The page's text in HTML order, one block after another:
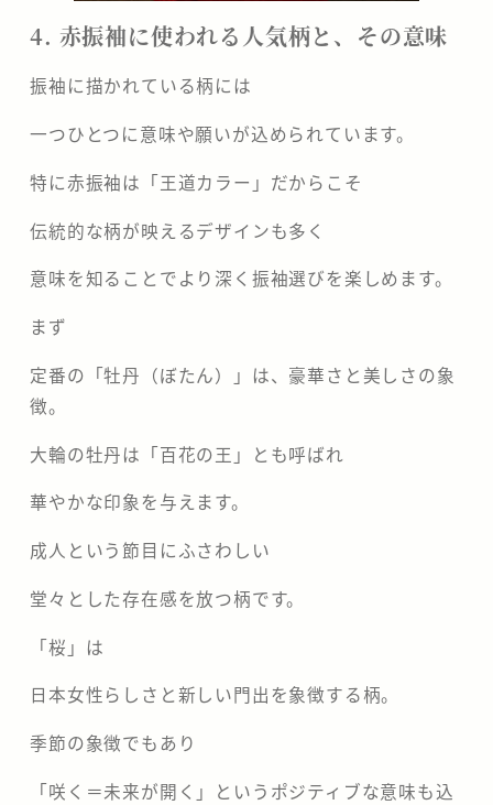
4. 赤振袖に使われる人気柄と、その意味
振袖に描かれている柄には
一つひとつに意味や願いが込められています。
特に赤振袖は「王道カラー」だからこそ
伝統的な柄が映えるデザインも多く
意味を知ることでより深く振袖選びを楽しめます。
まず
定番の「牡丹（ぼたん）」は、豪華さと美しさの象
徴。
大輪の牡丹は「百花の王」とも呼ばれ
華やかな印象を与えます。
成人という節目にふさわしい
堂々とした存在感を放つ柄です。
「桜」は
日本女性らしさと新しい門出を象徴する柄。
季節の象徴でもあり
「咲く＝未来が開く」というポジティブな意味も込